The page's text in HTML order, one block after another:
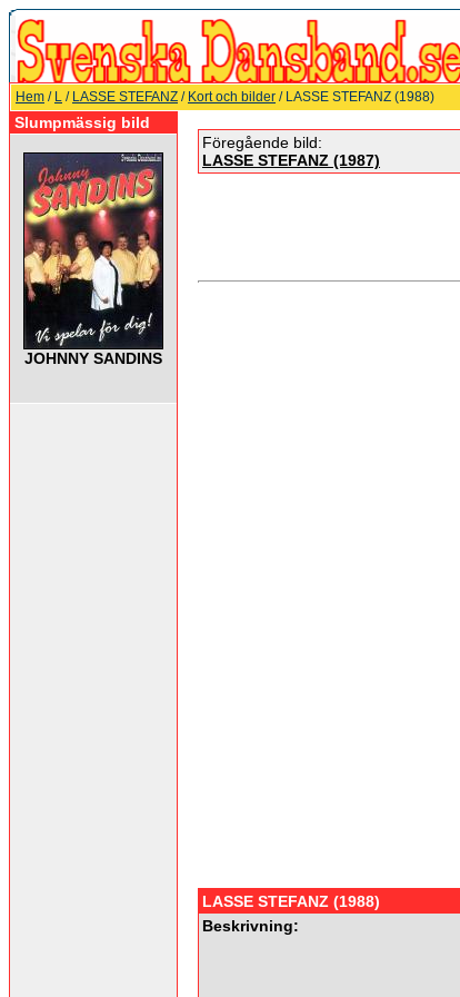
Hem / L / LASSE STEFANZ / Kort och bilder / LASSE STEFANZ (1988)
Slumpmässig bild
JOHNNY SANDINS
Föregående bild:
LASSE STEFANZ (1987)
LASSE STEFANZ (1988)
Beskrivning: